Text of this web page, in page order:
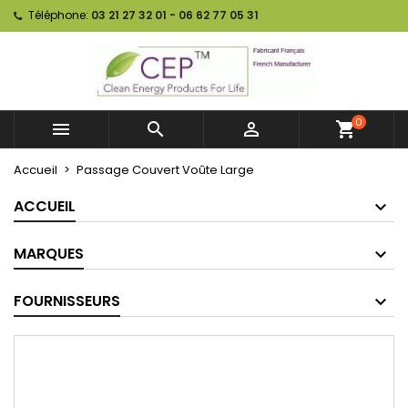
Téléphone: 03 21 27 32 01 - 06 62 77 05 31
   shopping_cart0
Accueil Passage Couvert Voûte Large
ACCUEIL
MARQUES
FOURNISSEURS